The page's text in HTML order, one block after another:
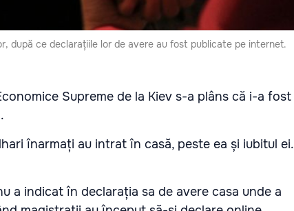
după ce declarațiile lor de avere au fost publicate pe internet.
Supreme de la Kiev s-a plâns că i-a fost
înarmați au intrat în casă, peste ea și iubitul ei.
a indicat în declarația sa de avere casa unde a